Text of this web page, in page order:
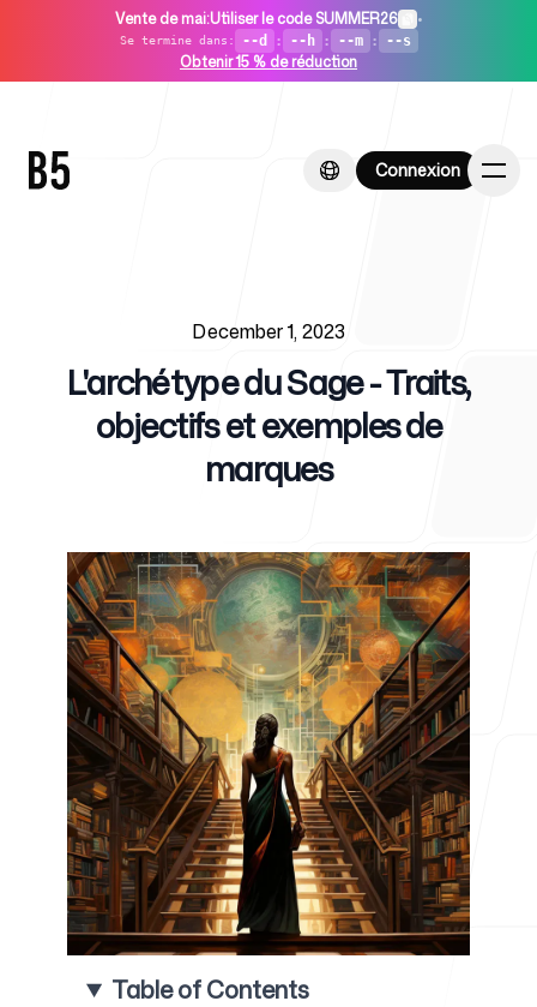
Vente de mai:Utiliser le code SUMMER26 •
Se termine dans : --d : --h : --m : --s
Obtenir 15 % de réduction
Connexion
Connexion
Pour les startups
Pour les agences
Blog
Tarifs
December 1, 2023
L'archétype du Sage - Traits,
objectifs et exemples de
marques
Table of Contents